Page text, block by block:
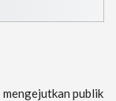
publik